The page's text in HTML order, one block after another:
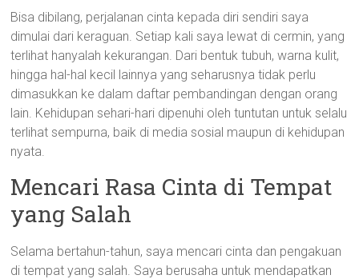
Bisa dibilang, perjalanan cinta kepada diri sendiri saya
dimulai dari keraguan. Setiap kali saya lewat di cermin, yang
terlihat hanyalah kekurangan. Dari bentuk tubuh, warna kulit,
hingga hal-hal kecil lainnya yang seharusnya tidak perlu
dimasukkan ke dalam daftar pembandingan dengan orang
lain. Kehidupan sehari-hari dipenuhi oleh tuntutan untuk selalu
terlihat sempurna, baik di media sosial maupun di kehidupan
nyata.
Mencari Rasa Cinta di Tempat
yang Salah
Selama bertahun-tahun, saya mencari cinta dan pengakuan
di tempat yang salah. Saya berusaha untuk mendapatkan